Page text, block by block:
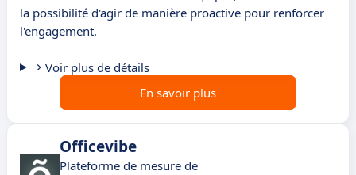
la possibilité d'agir de manière proactive pour renforcer
l'engagement.
Voir plus de détails
En savoir plus
Officevibe
Plateforme de mesure de